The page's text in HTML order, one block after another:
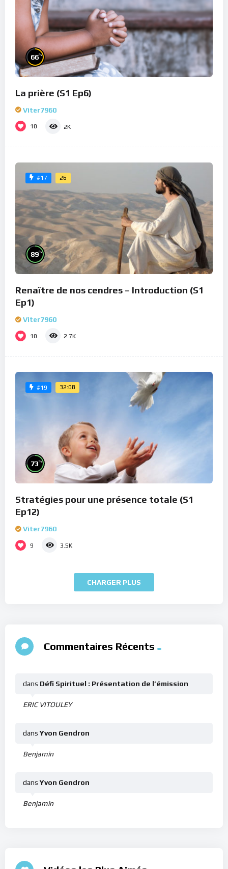
66%
La prière (S1 Ep6)
Viter7960
10 2K
#17 26
89%
Renaître de nos cendres – Introduction (S1
Ep1)
Viter7960
10 2.7K
#19 32:08
73%
Stratégies pour une présence totale (S1
Ep12)
Viter7960
9 3.5K
CHARGER PLUS
Commentaires Récents
ERIC VITOULEY
dans Défi Spirituel : Présentation de l’émission
Benjamin
dans Yvon Gendron
Benjamin
dans Yvon Gendron